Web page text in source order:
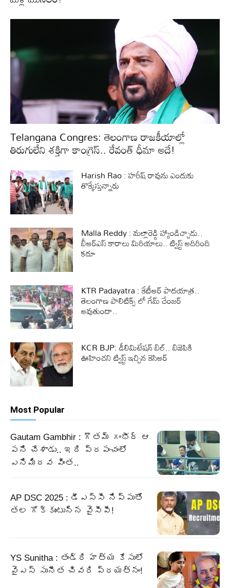
Telangana Congres: తెలంగాణ రాజకీయాల్లో
తిరుగులేని శక్తిగా కాంగ్రెస్‌.. రేవంత్‌ ధీమా అదే!
Harish Rao : హరీష్ రావును ఎందుకు
తొక్కేస్తున్నారు
Malla Reddy : మల్లారెడ్డి హ్యాండిచ్చాడు..
బీఆర్ఎస్ కారాలు మిరియాలు.. ట్విస్ట్ అదిరింది
కదూ
KTR Padayatra : కేటీఆర్ పాదయాత్ర..
తెలంగాణ పాలిటిక్స్ లో గేమ్ చేంజర్
అవుతుందా..
KCR BJP: డీలిమిటేషన్ బిల్.. బిజెపికి
ఊహించని ట్విస్ట్ ఇచ్చిన కెసిఆర్
Most Popular
Gautam Gambhir : గౌతమ్ గంభీర్ ఆ
పని చేశాడు.. ఇది ప్రపంచంలో
ఎనిమిదవ వింత..
AP DSC 2025 : డీఎస్సీ నిప్పుతో
తల గోక్కుంటున్న వైసీపీ!
YS Sunitha : తండ్రి హత్య కేసులో
వైఎస్ సునీత చివరి ప్రయత్నం!